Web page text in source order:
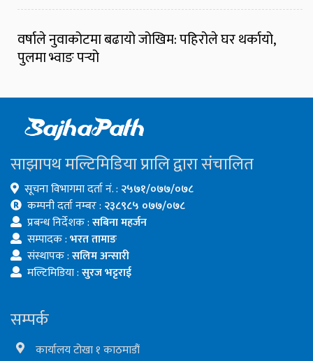
वर्षाले नुवाकोटमा बढायो जोखिम: पहिरोले घर थर्कायो,
पुलमा भ्वाङ पर्‍यो
साझापथ मल्टिमिडिया प्रालि द्वारा संचालित
सूचना विभागमा दर्ता नं. : २५७१/०७७/०७८
कम्पनी दर्ता नम्बर : २३८९८५ ०७७/०७८
प्रबन्ध निर्देशक :सबिना महर्जन
सम्पादक :भरत तामाङ
संस्थापक :सलिम अन्सारी
मल्टिमिडिया :सुरज भट्टराई
सम्पर्क
कार्यालय टोखा १ काठमाडौं